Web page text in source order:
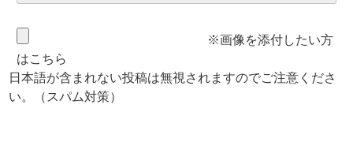
※画像を添付したい方
はこちら
日本語が含まれない投稿は無視されますのでご注意くださ
い。（スパム対策）